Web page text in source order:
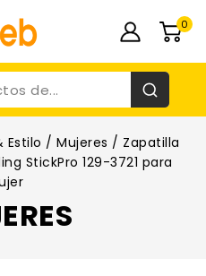
0
Estilo / Mujeres / Zapatilla
StickPro 129-3721 para